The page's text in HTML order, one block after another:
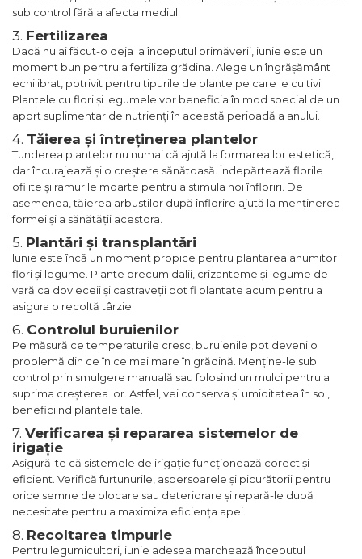
sub control fără a afecta mediul.
3. Fertilizarea
Dacă nu ai făcut-o deja la începutul primăverii, iunie este un
moment bun pentru a fertiliza grădina. Alege un îngrășământ
echilibrat, potrivit pentru tipurile de plante pe care le cultivi.
Plantele cu flori și legumele vor beneficia în mod special de un
aport suplimentar de nutrienți în această perioadă a anului.
4. Tăierea și întreținerea plantelor
Tunderea plantelor nu numai că ajută la formarea lor estetică,
dar încurajează și o creștere sănătoasă. Îndepărtează florile
ofilite și ramurile moarte pentru a stimula noi înfloriri. De
asemenea, tăierea arbustilor după înflorire ajută la menținerea
formei și a sănătății acestora.
5. Plantări și transplantări
Iunie este încă un moment propice pentru plantarea anumitor
flori și legume. Plante precum dalii, crizanteme și legume de
vară ca dovleceii și castraveții pot fi plantate acum pentru a
asigura o recoltă târzie.
6. Controlul buruienilor
Pe măsură ce temperaturile cresc, buruienile pot deveni o
problemă din ce în ce mai mare în grădină. Menține-le sub
control prin smulgere manuală sau folosind un mulci pentru a
suprima creșterea lor. Astfel, vei conserva și umiditatea în sol,
beneficiind plantele tale.
7. Verificarea și repararea sistemelor de
irigație
Asigură-te că sistemele de irigație funcționează corect și
eficient. Verifică furtunurile, aspersoarele și picurătorii pentru
orice semne de blocare sau deteriorare și repară-le după
necesitate pentru a maximiza eficiența apei.
8. Recoltarea timpurie
Pentru legumicultori, iunie adesea marchează începutul